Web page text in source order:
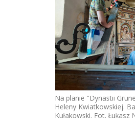
Na planie "Dynastii
Heleny Kwiatkowskiej.
Kułakowski. Fot. Łukasz